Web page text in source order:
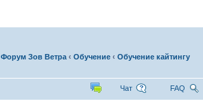
Форум Зов Ветра ‹ Обучение ‹ Обучение кайтингу
Чат FAQ